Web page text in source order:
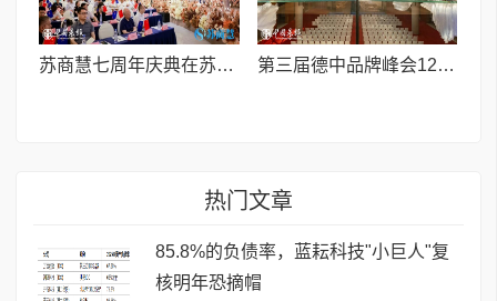
苏商慧七周年庆典在苏州隆重举行 七大联创共启发展新篇章 第三届德中品牌峰会12月将在柏林举办，聚焦人工智能时代品牌全球化发展
热门文章
85.8%的负债率，蓝耘科技"小巨人"复
核明年恐摘帽